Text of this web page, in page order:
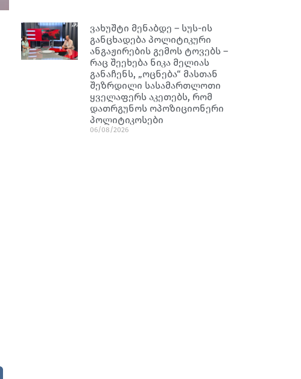
ვახუშტი მენაბდე – სუს-ის
განცხადება პოლიტიკური
ანგაჟირების გემოს ტოვებს –
რაც შეეხება ნიკა მელიას
განაჩენს, „ოცნება“ მასთან
შეზრდილი სასამართლოთი
ყველაფერს აკეთებს, რომ
დათრგუნოს ოპოზიციონერი
პოლიტიკოსები
06/08/2026